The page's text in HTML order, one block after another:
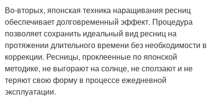
Во-вторых, японская техника наращивания ресниц
обеспечивает долговременный эффект. Процедура
позволяет сохранить идеальный вид ресниц на
протяжении длительного времени без необходимости в
коррекции. Ресницы, проклеенные по японской
методике, не выгорают на солнце, не сползают и не
теряют свою форму в процессе ежедневной
эксплуатации.